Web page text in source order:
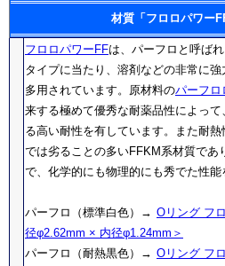
材質「フロロパワー
フロロパワーFFは、パーフロと呼ば
タイプに当たり、溶剤などの非常に
多用されています。原材料のパーフロ
来する極めて優秀な耐薬品性によっ
る高い耐性を有しています。また耐
では劣ることの多いFFKM系材質であ
で、化学的にも物理的にも秀でた性能
パーフロ（標準白色）→ Oリング フ
径φ2.62mm × 内径φ1.24mm＞
パーフロ（耐熱黒色）→ Oリング フ